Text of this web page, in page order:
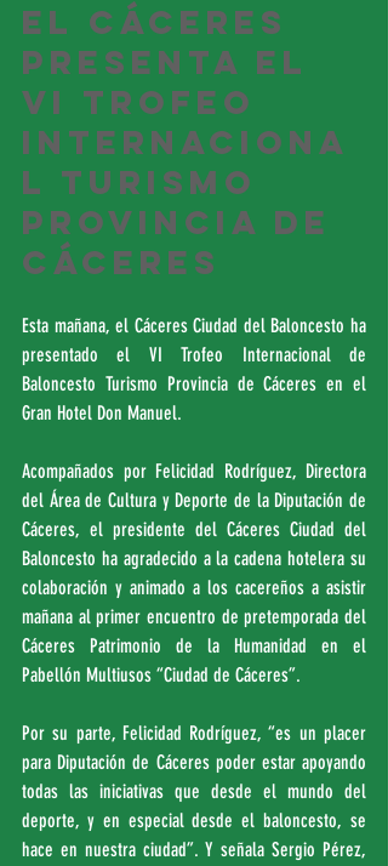
El Cáceres
presenta el
VI Trofeo
Internaciona
l Turismo
Provincia de
Cáceres
Esta mañana, el Cáceres Ciudad del Baloncesto ha
presentado el VI Trofeo Internacional de
Baloncesto Turismo Provincia de Cáceres en el
Gran Hotel Don Manuel.
Acompañados por Felicidad Rodríguez, Directora
del Área de Cultura y Deporte de la Diputación de
Cáceres, el presidente del Cáceres Ciudad del
Baloncesto ha agradecido a la cadena hotelera su
colaboración y animado a los cacereños a asistir
mañana al primer encuentro de pretemporada del
Cáceres Patrimonio de la Humanidad en el
Pabellón Multiusos “Ciudad de Cáceres”.
Por su parte, Felicidad Rodríguez, “es un placer
para Diputación de Cáceres poder estar apoyando
todas las iniciativas que desde el mundo del
deporte, y en especial desde el baloncesto, se
hace en nuestra ciudad”. Y señala Sergio Pérez,